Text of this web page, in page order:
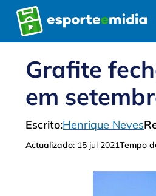
Pular
para
o
Grafite
em
Escrito:Henrique Neves
Actualizado: 15 jul 2021Tempo